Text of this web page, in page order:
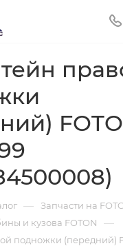
— Запчасти на
и кузова FOTON —
подножки (передний)